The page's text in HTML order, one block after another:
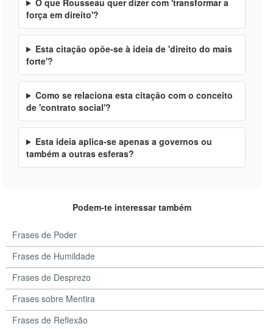
O que Rousseau quer dizer com 'transformar a
força em direito'?
Esta citação opõe-se à ideia de 'direito do mais
forte'?
Como se relaciona esta citação com o conceito
de 'contrato social'?
Esta ideia aplica-se apenas a governos ou
também a outras esferas?
Podem-te interessar também
Frases de Poder
Frases de Humildade
Frases de Desprezo
Frases sobre Mentira
Frases de Reflexão